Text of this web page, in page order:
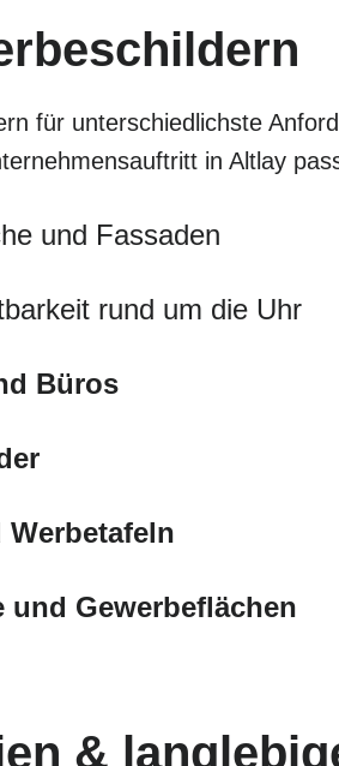
für unterschiedlichste
in Altlay
und Fassaden
rund um die Uhr
Büros
Gewerbeflächen
&